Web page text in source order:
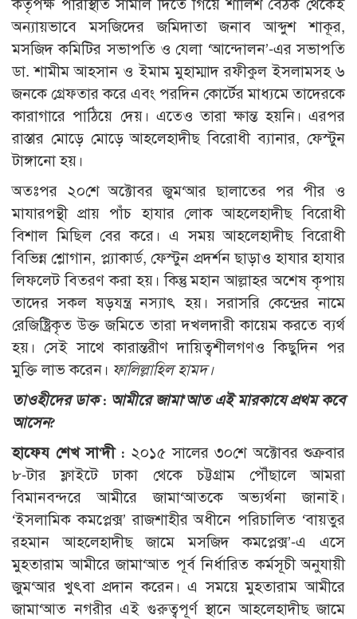
কর্তৃপক্ষ পরিস্থিতি সামাল দিতে গিয়ে শালিশ বৈঠক থেকেই
অন্যায়ভাবে মসজিদের জমিদাতা জনাব আব্দুশ শাকূর,
মসজিদ কমিটির সভাপতি ও যেলা ‘আন্দোলন’-এর সভাপতি
ডা. শামীম আহসান ও ইমাম মুহাম্মাদ রফীকুল ইসলামসহ ৬
জনকে গ্রেফতার করে এবং পরদিন কোর্টের মাধ্যমে তাদেরকে
কারাগারে পাঠিয়ে দেয়। এতেও তারা ক্ষান্ত হয়নি। এরপর
রাস্তার মোড়ে মোড়ে আহলেহাদীছ বিরোধী ব্যানার, ফেস্টুন
টাঙ্গানো হয়।
অতঃপর ২০শে অক্টোবর জুম‘আর ছালাতের পর পীর ও
মাযারপন্থী প্রায় পাঁচ হাযার লোক আহলেহাদীছ বিরোধী
বিশাল মিছিল বের করে। এ সময় আহলেহাদীছ বিরোধী
বিভিন্ন শ্লোগান, প্ল্যাকার্ড, ফেস্টুন প্রদর্শন ছাড়াও হাযার হাযার
লিফলেট বিতরণ করা হয়। কিন্তু মহান আল্লাহর অশেষ কৃপায়
তাদের সকল ষড়যন্ত্র নস্যাৎ হয়। সরাসরি কেন্দ্রের নামে
রেজিষ্ট্রিকৃত উক্ত জমিতে তারা দখলদারী কায়েম করতে ব্যর্থ
হয়। সেই সাথে কারান্তরীণ দায়িত্বশীলগণও কিছুদিন পর
মুক্তি লাভ করেন। ফালিল্লাহিল হামদ।
তাওহীদের ডাক : আমীরে জামা‘আত এই মারকাযে প্রথম কবে
আসেন?
হাফেয শেখ সা‘দী : ২০১৫ সালের ৩০শে অক্টোবর শুক্রবার
৮-টার ফ্লাইটে ঢাকা থেকে চট্টগ্রাম পৌঁছালে আমরা
বিমানবন্দরে আমীরে জামা‘আতকে অভ্যর্থনা জানাই।
‘ইসলামিক কমপ্লেক্স’ রাজশাহীর অধীনে পরিচালিত ‘বায়তুর
রহমান আহলেহাদীছ জামে মসজিদ কমপ্লেক্স’-এ এসে
মুহতারাম আমীরে জামা‘আত পূর্ব নির্ধারিত কর্মসূচী অনুযায়ী
জুম‘আর খুৎবা প্রদান করেন। এ সময়ে মুহতারাম আমীরে
জামা‘আত নগরীর এই গুরুত্বপূর্ণ স্থানে আহলেহাদীছ জামে